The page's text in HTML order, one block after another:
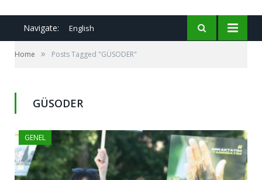
Navigate: English
Home » Posts Tagged "GÜSODER"
GÜSODER
GENEL